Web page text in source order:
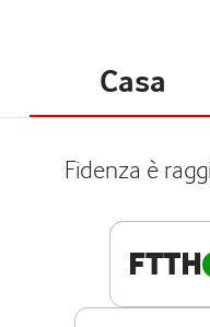
Casa
Fidenza è
FTTH